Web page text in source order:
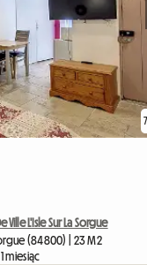
7
L'Isle Sur La Sorgue
(84800) | 23 M2
miesiąc